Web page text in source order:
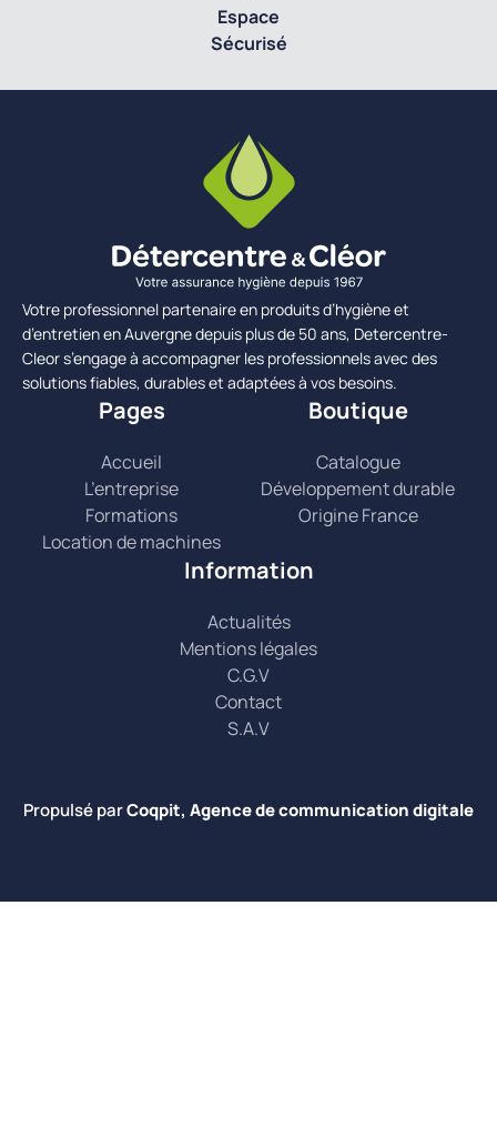
Espace
Sécurisé
Votre professionnel partenaire en produits d’hygiène et
d’entretien en Auvergne depuis plus de 50 ans, Detercentre-
Cleor s’engage à accompagner les professionnels avec des
solutions fiables, durables et adaptées à vos besoins.
Pages
Accueil
L’entreprise
Formations
Location de machines
Boutique
Catalogue
Développement durable
Origine France
Information
Actualités
Mentions légales
C.G.V
Contact
S.A.V
Propulsé parCoqpit, Agence de communication digitale